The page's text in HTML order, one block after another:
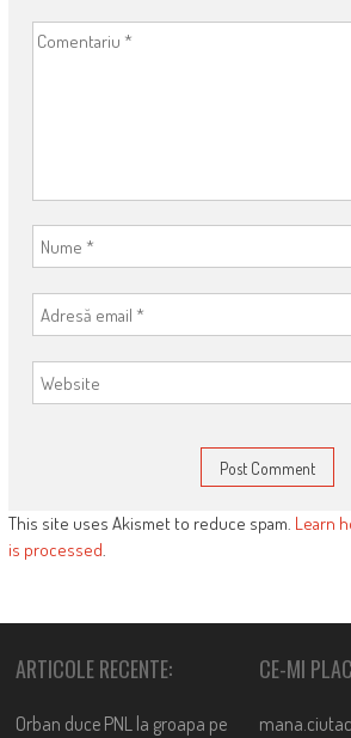
This site uses Akismet to reduce spam. Learn
is processed.
ARTICOLE RECENTE:
Orban duce PNL la groapa pe
CE-MI